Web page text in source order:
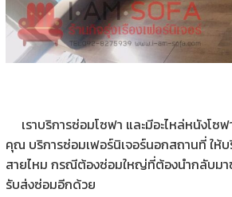
เราบริการซ่อมโซฟา และมีอะไหล่หนังโซ
คุณ บริการซ่อมเฟอร์นิเจอร์นอกสถานที่ ใ
สายไหม กรณีต้องซ่อมใหญ่ที่ต้องนำกลับมา
รับส่งซ่อมอีกด้วย